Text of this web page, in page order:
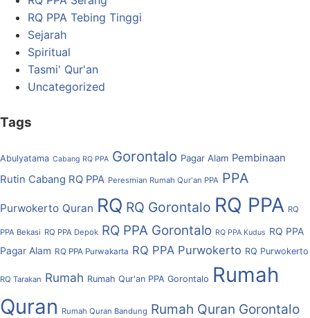
RQ PPA Tebing Tinggi
Sejarah
Spiritual
Tasmi' Qur'an
Uncategorized
Tags
Abulyatama Cabang RQ PPA Gorontalo Pagar Alam Pembinaan
Rutin Cabang RQ PPA Peresmian Rumah Qur'an PPA PPA
Purwokerto Quran RQ RQ Gorontalo RQ PPA RQ
PPA Bekasi RQ PPA Depok RQ PPA Gorontalo RQ PPA Kudus RQ PPA
Pagar Alam RQ PPA Purwakarta RQ PPA Purwokerto RQ Purwokerto
RQ Tarakan Rumah Rumah Qur'an PPA Gorontalo Rumah
Quran Rumah Quran Bandung Rumah Quran Gorontalo